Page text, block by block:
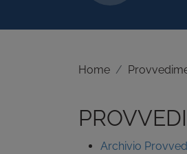
Home
Archivio